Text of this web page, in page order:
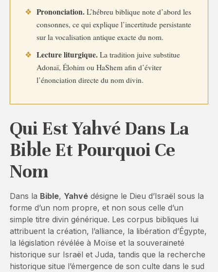
❖ Prononciation. L’hébreu biblique note d’abord les
consonnes, ce qui explique l’incertitude persistante
sur la vocalisation antique exacte du nom.
❖ Lecture liturgique. La tradition juive substitue
Adonaï, Élohim ou HaShem afin d’éviter
l’énonciation directe du nom divin.
Qui Est Yahvé Dans La
Bible Et Pourquoi Ce
Nom
Dans la Bible, Yahvé désigne le Dieu d’Israël sous la
forme d’un nom propre, et non sous celle d’un
simple titre divin générique. Les corpus bibliques lui
attribuent la création, l’alliance, la libération d’Égypte,
la législation révélée à Moïse et la souveraineté
historique sur Israël et Juda, tandis que la recherche
historique situe l’émergence de son culte dans le sud